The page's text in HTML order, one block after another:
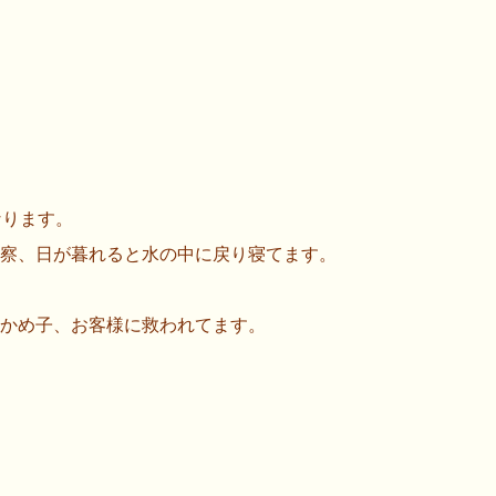
ます。
、日が暮れると水の中に戻り寝てます。
め子、お客様に救われてます。